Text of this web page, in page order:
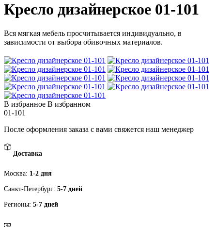
Кресло дизайнерское 01-101
Вся мягкая мебель просчитывается индивидуально, в
зависимости от выбора обивочных материалов.
В избранное В избранном
01-101
После оформления заказа с вами свяжется наш менеджер
Доставка
Москва: 1-2 дня
Санкт-Петербург: 5-7 дней
Регионы: 5-7 дней